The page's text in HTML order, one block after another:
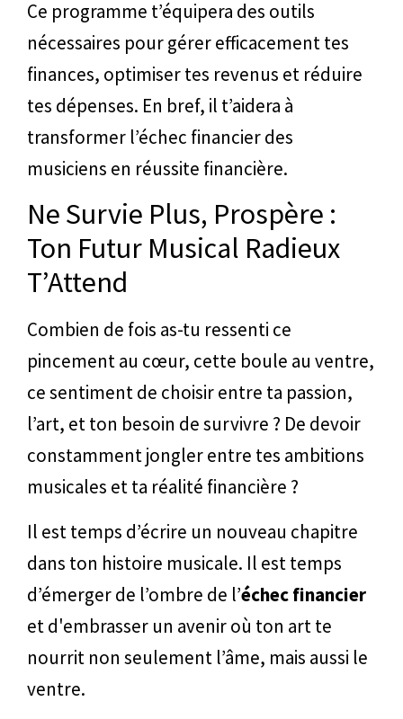
Ce programme t’équipera des outils
nécessaires pour gérer efficacement tes
finances, optimiser tes revenus et réduire
tes dépenses. En bref, il t’aidera à
transformer l’échec financier des
musiciens en réussite financière.
Ne Survie Plus, Prospère :
Ton Futur Musical Radieux
T’Attend
Combien de fois as-tu ressenti ce
pincement au cœur, cette boule au ventre,
ce sentiment de choisir entre ta passion,
l’art, et ton besoin de survivre ? De devoir
constamment jongler entre tes ambitions
musicales et ta réalité financière ?
Il est temps d’écrire un nouveau chapitre
dans ton histoire musicale. Il est temps
d’émerger de l’ombre de l’échec financier
et d'embrasser un avenir où ton art te
nourrit non seulement l’âme, mais aussi le
ventre.